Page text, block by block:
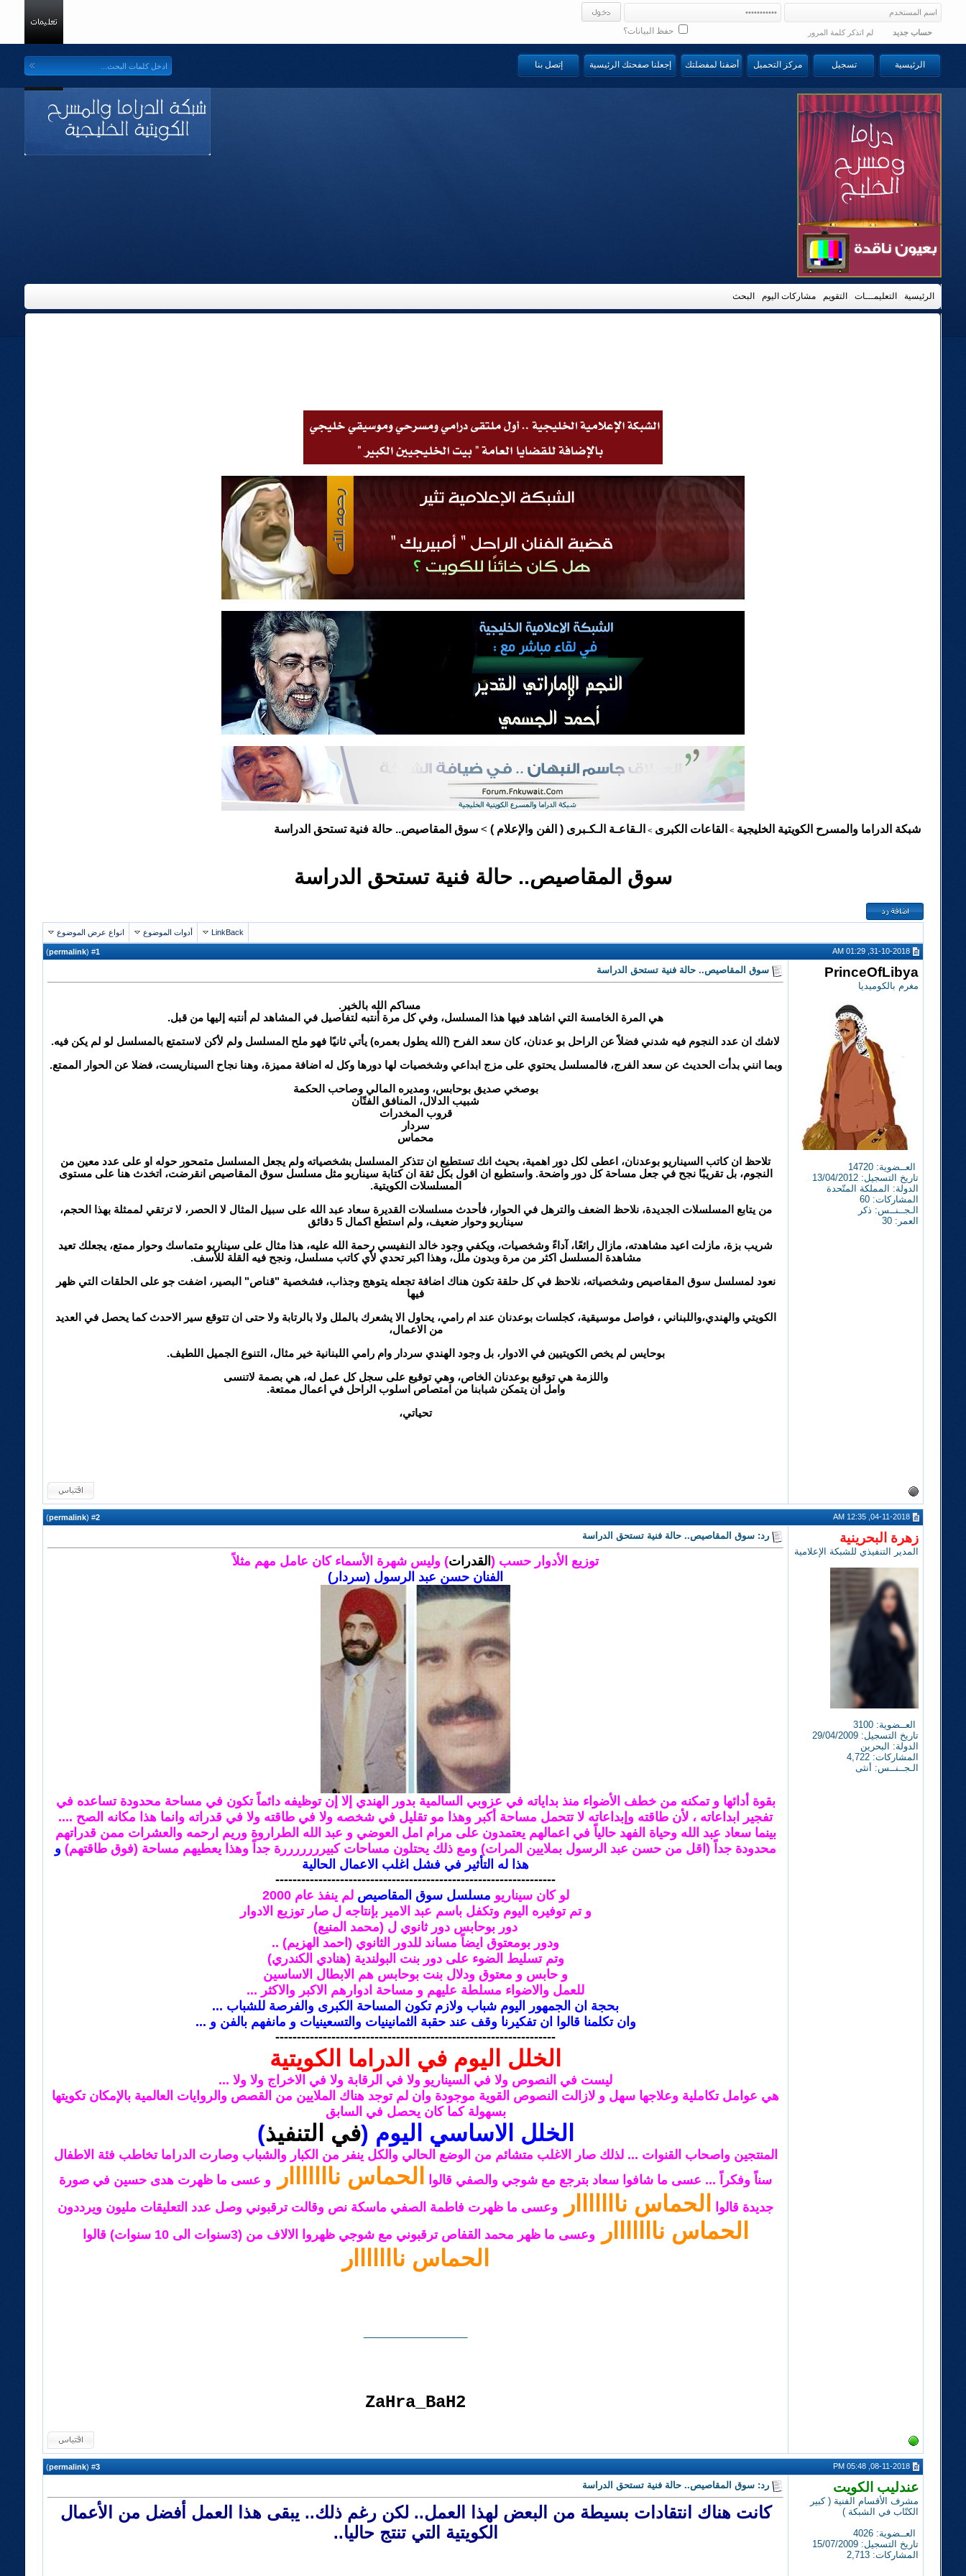
حفظ البيانات؟ حساب جديد لم اتذكر كلمة المرور
الرئيسية تسجيل مركز التحميل أضفنا لمفضلتك إجعلنا صفحتك الرئيسية إتصل بنا
الرئيسية التعليمـــات التقويم مشاركات اليوم البحث
شبكة الدراما والمسرح الكويتية الخليجية > القاعات الكبرى > الـقاعـة الـكـبرى ( الفن والإعلام )> سوق المقاصيص.. حالة فنية تستحق الدراسة
سوق المقاصيص.. حالة فنية تستحق الدراسة
LinkBack أدوات الموضوع انواع عرض الموضوع
31-10-2018, 01:29 AM
1
(
permalink
)
PrinceOfLibya
مغرم بالكوميديا
العــضوية: 14720
تاريخ التسجيل: 13/04/2012
الدولة: المملكة المتّحدة
المشاركات: 60
الـجــنــس: ذكر
العمر: 30
سوق المقاصيص.. حالة فنية تستحق الدراسة
مساكم الله بالخير.
هي المرة الخامسة التي اشاهد فيها هذا المسلسل، وفي كل مرة أنتبه لتفاصيل في المشاهد لم أنتبه إليها من قبل.
لاشك ان عدد النجوم فيه شدني فضلاً عن الراحل بو عدنان، كان سعد الفرح (الله يطول بعمره) يأتي ثانيًا فهو ملح المسلسل ولم لأكن لاستمتع بالمسلسل لو لم يكن فيه.
وبما انني بدأت الحديث عن سعد الفرج، فالمسلسل يحتوي على مزج ابداعي وشخصيات لها دورها وكل له اضافة مميزة، وهنا نجاح السيناريست، فضلا عن الحوار الممتع.
بوصخي صديق بوحابس، ومديره المالي وصاحب الحكمة
شبيب الدلال، المنافق الفتّان
قروب المخدرات
سردار
محماس
تلاحظ ان كاتب السيناريو بوعدنان، اعطى لكل دور اهمية، بحيث انك تستطيع ان تتذكر المسلسل بشخصياته ولم يجعل المسلسل متمحور حوله او على عدد معين من
النجوم، بل تقريبًا نجح في جعل مساحة كل دور واضحة. واستطيع ان اقول بكل ثقة ان كتابة سيناريو مثل مسلسل سوق المقاصيص انقرضت، اتخدث هنا على مستوى
المسلسلات الكويتية.
من يتابع المسلسلات الجديدة، نلاحظ الضعف والترهل في الحوار، فأحدث مسلسلات القديرة سعاد عبد الله على سبيل المثال لا الحصر، لا ترتقي لممثلة بهذا الحجم،
سيناريو وحوار ضعيف، ولم استطع اكمال 5 دقائق
شريب بزة، مازلت اعيد مشاهدته، مازال رائعًا، آداءً وشخصيات، ويكفي وجود خالد النفيسي رحمة الله عليه، هذا مثال على سيناريو متماسك وحوار ممتع، يجعلك تعيد
مشاهدة المسلسل اكثر من مرة وبدون ملل، وهذا اكبر تحدي لأي كاتب مسلسل، ونجح فيه القلة للأسف.
نعود لمسلسل سوق المقاصيص وشخصياته، نلاحظ في كل حلقة تكون هناك اضافة تجعله يتوهج وجذاب، فشخصية "قناص" البصير، اضفت جو على الحلقات التي ظهر
فيها
الكويتي والهندي،واللبناني ، فواصل موسيقية، كجلسات بوعدنان عند ام رامي، يحاول الا يشعرك بالملل ولا بالرتابة ولا حتى ان تتوقع سير الاحدث كما يحصل في العديد
من الاعمال،
بوحايس لم يخص الكويتيين في الادوار، بل وجود الهندي سردار وام رامي اللبنانية خير مثال، التنوع الجميل اللطيف.
واللزمة هي توقيع بوعدنان الخاص، وهي توقيع على سجل كل عمل له، هي بصمة لاتنسى
وامل ان يتمكن شبابنا من امتصاص اسلوب الراحل في اعمال ممتعة.
تحياتي،
04-11-2018, 12:35 AM
2
(
permalink
)
زهرة البحرينية
المدير التنفيذي للشبكة الإعلامية
العــضوية: 3100
تاريخ التسجيل: 29/04/2009
الدولة: البحرين
المشاركات: 4,722
الـجــنــس: أنثى
رد: سوق المقاصيص.. حالة فنية تستحق الدراسة
توزيع الأدوار حسب (القدرات) وليس شهرة الأسماء كان عامل مهم مثلاً
الفنان حسن عبد الرسول (سردار)
بقوة أدائها و تمكنه من خطف الأضواء منذ بداياته في عزوبي السالمية بدور الهندي إلا إن توظيفه دائماً تكون في مساحة محدودة تساعده في
تفجير ابداعاته ، لأن طاقته وإبداعاته لا تتحمل مساحة أكبر وهذا مو تقليل في شخصه ولا في طاقته ولا في قدراته وانما هذا مكانه الصح ....
بينما سعاد عبد الله وحياة الفهد حالياً في اعمالهم يعتمدون على مرام امل العوضي و عبد الله الطراروة وريم ارحمه والعشرات ممن قدراتهم
محدودة جداً (اقل من حسن عبد الرسول بملايين المرات) ومع ذلك يحتلون مساحات كبيرررررررة جداً وهذا يعطيهم مساحة (فوق طاقتهم) و
هذا له التأثير في فشل اغلب الاعمال الحالية
-----------------------------------------------------------------
لو كان سيناريو مسلسل سوق المقاصيص لم ينفذ عام 2000
و تم توفيره اليوم وتكفل باسم عبد الامير بإنتاجه ل صار توزيع الادوار
دور بوحابس دور ثانوي ل (محمد المنيع)
ودور بومعتوق ايضاً مساند للدور الثانوي (احمد الهزيم) ..
وتم تسليط الضوء على دور بنت البولندية (هنادي الكندري)
و حابس و معتوق ودلال بنت بوحابس هم الابطال الاساسين
للعمل والاضواء مسلطة عليهم و مساحة ادوارهم الاكبر والاكثر ...
بحجة ان الجمهور اليوم شباب ولازم تكون المساحة الكبرى والفرصة للشباب ...
وان تكلمنا قالوا ان تفكيرنا وقف عند حقبة الثمانينيات والتسعينيات و مانفهم بالفن و ...
-----------------------------------------------------------------
الخلل اليوم في الدراما الكويتية
ليست في النصوص ولا في السيناريو ولا في الرقابة ولا في الاخراج ولا ولا ...
هي عوامل تكاملية وعلاجها سهل و لازالت النصوص القوية موجودة وان لم توجد هناك الملايين من القصص والروايات العالمية بالإمكان تكويتها
بسهولة كما كان يحصل في السابق
الخلل الاساسي اليوم (في التنفيذ)
المنتجين واصحاب القنوات ... لذلك صار الاغلب متشائم من الوضع الحالي والكل ينفر من الكبار والشباب وصارت الدراما تخاطب فئة الاطفال
سناً وفكراً ... عسى ما شافوا سعاد بترجع مع شوجي والصفي قالوا
الحماس نااااااار
و عسى ما ظهرت هدى حسين في صورة
جديدة قالوا
الحماس نااااااار وعسى ما ظهرت فاطمة الصفي ماسكة نص وقالت ترقبوني وصل عدد التعليقات مليون ويرددون
الحماس نااااااار وعسى ما ظهر محمد القفاص ترقبوني مع شوجي ظهروا الالاف من (3سنوات الى 10 سنوات) قالوا
الحماس نااااااار
ZaHra_BaH2
08-11-2018, 05:48 PM
3
(
permalink
)
عندليب الكويت
مشرف الأقسام الفنية ( كبير
الكتّاب في الشبكة )
العــضوية: 4026
تاريخ التسجيل: 15/07/2009
المشاركات: 2,713
رد: سوق المقاصيص.. حالة فنية تستحق الدراسة
كانت هناك انتقادات بسيطة من البعض لهذا العمل.. لكن رغم ذلك.. يبقى هذا العمل أفضل من الأعمال
الكويتية التي تنتج حاليا..